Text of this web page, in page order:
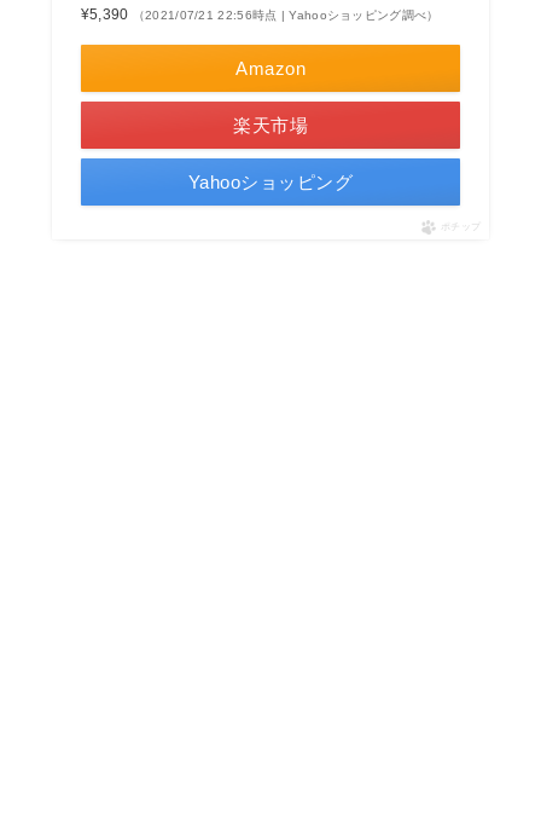
¥5,390 （2021/07/21 22:56時点 | Yahooショッピング調べ）
Amazon
楽天市場
Yahooショッピング
ポチップ